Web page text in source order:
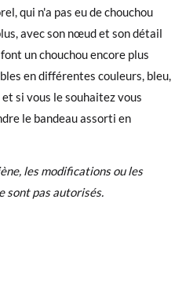
qui n'a pas eu de chouchou
avec son nœud et son détail
un chouchou encore plus
en différentes couleurs, bleu,
si vous le souhaitez vous
le bandeau assorti en
les modifications ou les
sont pas autorisés.
vous pouvez facilement
passé commande en tant
ainsi que l'adresse e-mail